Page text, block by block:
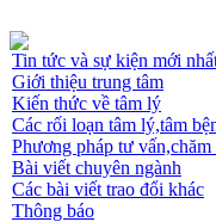
Tin tức và sự kiện mới
Giới thiệu trung tâm
Kiến thức về tâm lý
Các rối loạn tâm lý,tâm
Phương pháp tư vấn,chăm
Bài viết chuyên ngành
Các bài viết trao đổi khác
Thông báo